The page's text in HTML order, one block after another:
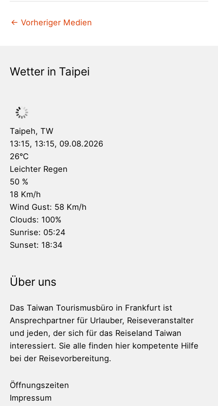
← Vorheriger Medien
Wetter in Taipei
Taipeh, TW
13:15, 13:15, 09.08.2026
26°C
Leichter Regen
50 %
18 Km/h
Wind Gust: 58 Km/h
Clouds: 100%
Sunrise: 05:24
Sunset: 18:34
Über uns
Das Taiwan Tourismusbüro in Frankfurt ist
Ansprechpartner für Urlauber, Reiseveranstalter
und jeden, der sich für das Reiseland Taiwan
interessiert. Sie alle finden hier kompetente Hilfe
bei der Reisevorbereitung.
Öffnungszeiten
Impressum